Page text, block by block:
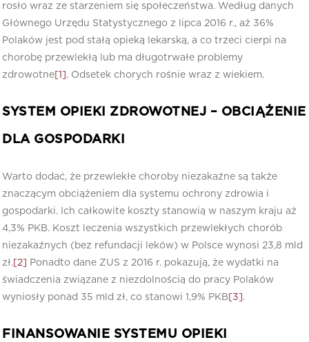
rosło wraz ze starzeniem się społeczeństwa. Według danych
Głównego Urzędu Statystycznego z lipca 2016 r., aż 36%
Polaków jest pod stałą opieką lekarską, a co trzeci cierpi na
chorobę przewlekłą lub ma długotrwałe problemy
zdrowotne[1] . Odsetek chorych rośnie wraz z wiekiem.
SYSTEM OPIEKI ZDROWOTNEJ – OBCIĄŻENIE
DLA GOSPODARKI
Warto dodać, że przewlekłe choroby niezakaźne są także
znaczącym obciążeniem dla systemu ochrony zdrowia i
gospodarki. Ich całkowite koszty stanowią w naszym kraju aż
4,3% PKB. Koszt leczenia wszystkich przewlekłych chorób
niezakaźnych (bez refundacji leków) w Polsce wynosi 23,8 mld
zł.[2] Ponadto dane ZUS z 2016 r. pokazują, że wydatki na
świadczenia związane z niezdolnością do pracy Polaków
wyniosły ponad 35 mld zł, co stanowi 1,9% PKB[3] .
FINANSOWANIE SYSTEMU OPIEKI